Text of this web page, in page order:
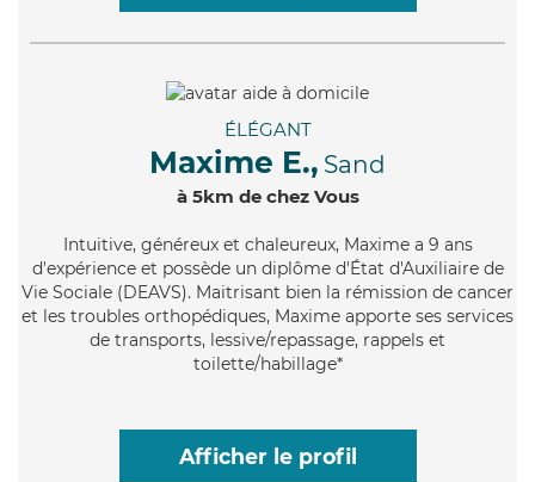
ÉLÉGANT
Maxime E., Sand
à 5km de chez Vous
Intuitive, généreux et chaleureux, Maxime a 9 ans
d'expérience et possède un diplôme d'État d'Auxiliaire de
Vie Sociale (DEAVS). Maitrisant bien la rémission de cancer
et les troubles orthopédiques, Maxime apporte ses services
de transports, lessive/repassage, rappels et
toilette/habillage*
Afficher le profil